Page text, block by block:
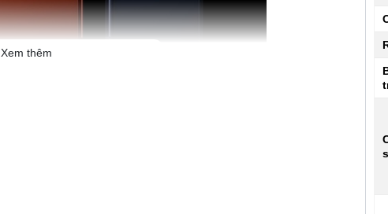
Xem thêm